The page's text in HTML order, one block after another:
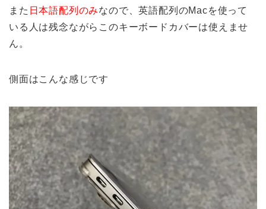
また 日本語配列のみなので、英語配列のMacを使って
いる人は残念ながらこのキーボードカバーは使えませ
ん。
側面はこんな感じです